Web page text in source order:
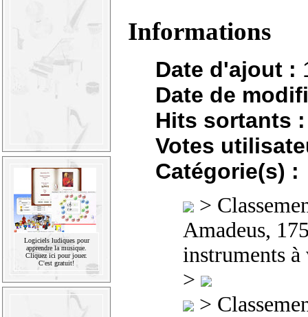
Logiciels ludiques pour
apprendre la musique.
Cliquez ici pour jouer.
C'est gratuit!
Informations
Date d'ajout :
Date de
Hits sortants :
Votes
Catégorie(s) :
>
Amadeus,
instruments à
>
>